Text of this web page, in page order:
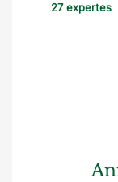
27 expertes